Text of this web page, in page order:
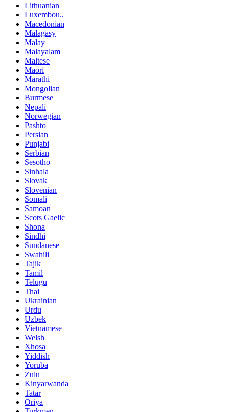
Lithuanian
Luxembou..
Macedonian
Malagasy
Malay
Malayalam
Maltese
Maori
Marathi
Mongolian
Burmese
Nepali
Norwegian
Pashto
Persian
Punjabi
Serbian
Sesotho
Sinhala
Slovak
Slovenian
Somali
Samoan
Scots Gaelic
Shona
Sindhi
Sundanese
Swahili
Tajik
Tamil
Telugu
Thai
Ukrainian
Urdu
Uzbek
Vietnamese
Welsh
Xhosa
Yiddish
Yoruba
Zulu
Kinyarwanda
Tatar
Oriya